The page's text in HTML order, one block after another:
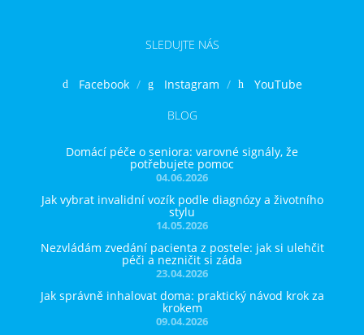
SLEDUJTE NÁS
Facebook Instagram
YouTube
BLOG
04.06.2026
Domácí péče o seniora: varovné signály, že
potřebujete pomoc
14.05.2026
Jak vybrat invalidní vozík podle diagnózy a životního
stylu
23.04.2026
Nezvládám zvedání pacienta z postele: jak si ulehčit
péči a nezničit si záda
09.04.2026
Jak správně inhalovat doma: praktický návod krok za
krokem